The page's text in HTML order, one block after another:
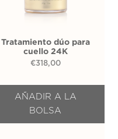
Tratamiento dúo para
cuello 24K
€318,00
AÑADIR A LA
BOLSA